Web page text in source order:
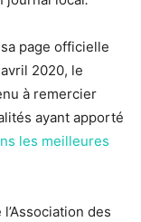
page officielle
2020, le
à remercier
ayant apporté
les meilleures
des